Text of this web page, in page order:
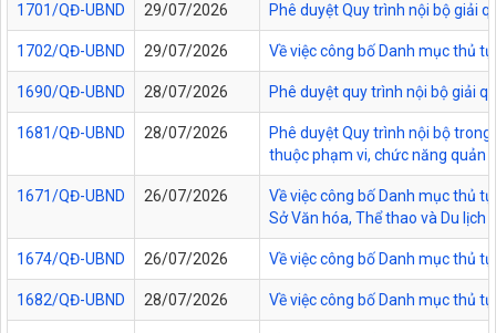
1701/QĐ-UBND 29/07/2026 Phê duyệt Quy trình nội bộ giải
1702/QĐ-UBND 29/07/2026 Về việc công bố Danh mục thủ
1690/QĐ-UBND 28/07/2026 Phê duyệt quy trình nội bộ giải
1681/QĐ-UBND 28/07/2026
Phê duyệt Quy trình nội bộ
thuộc phạm vi, chức năng quản
1671/QĐ-UBND 26/07/2026
Về việc công bố Danh mục thủ
Sở Văn hóa, Thể thao và Du lịch
1674/QĐ-UBND 26/07/2026 Về việc công bố Danh mục thủ
1682/QĐ-UBND 28/07/2026 Về việc công bố Danh mục thủ